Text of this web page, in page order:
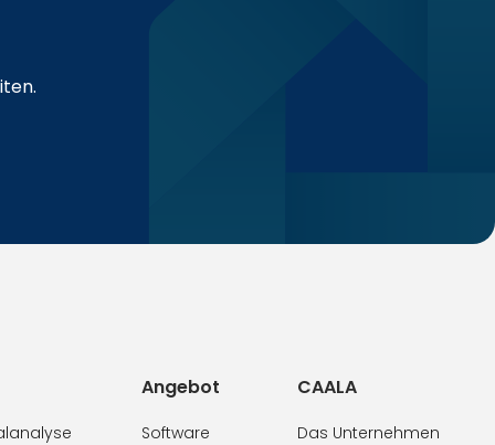
Angebot
Software
CAALA
Das Unternehmen